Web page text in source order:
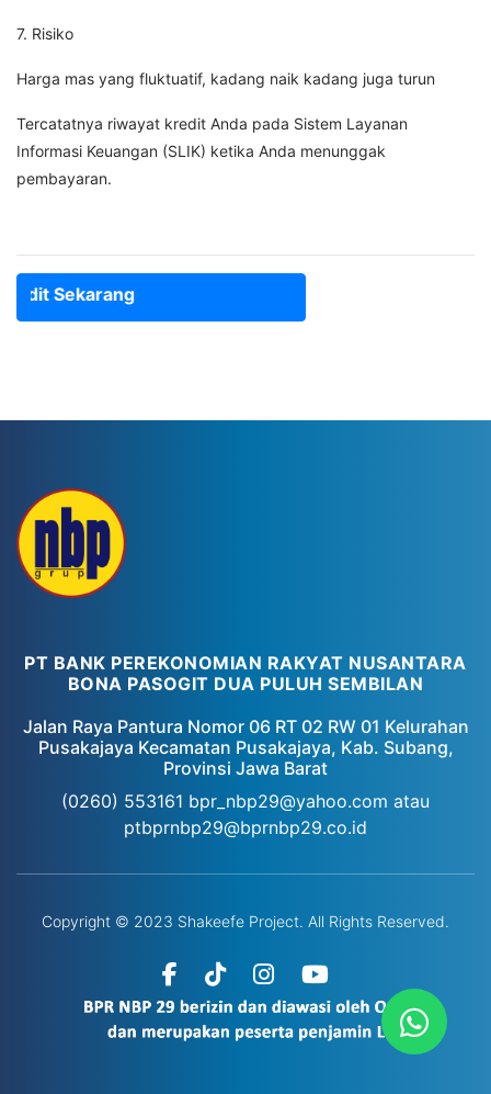
7. Risiko
Harga mas yang fluktuatif, kadang naik kadang juga turun
Tercatatnya riwayat kredit Anda pada Sistem Layanan
Informasi Keuangan (SLIK) ketika Anda menunggak
pembayaran.
Sekarang
PT BANK PEREKONOMIAN RAKYAT NUSANTARA
BONA PASOGIT DUA PULUH SEMBILAN
Jalan Raya Pantura Nomor 06 RT 02 RW 01 Kelurahan
Pusakajaya Kecamatan Pusakajaya, Kab. Subang,
Provinsi Jawa Barat
(0260) 553161 bpr_nbp29@yahoo.com atau
ptbprnbp29@bprnbp29.co.id
Copyright © 2023 Shakeefe Project. All Rights Reserved.